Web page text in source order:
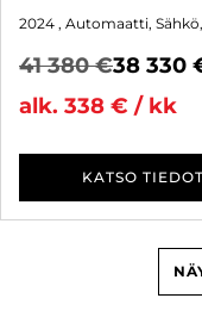
2024 , Automaatti,
41 380 €38 330
alk. 338 € / kk
KATSO TIEDOT